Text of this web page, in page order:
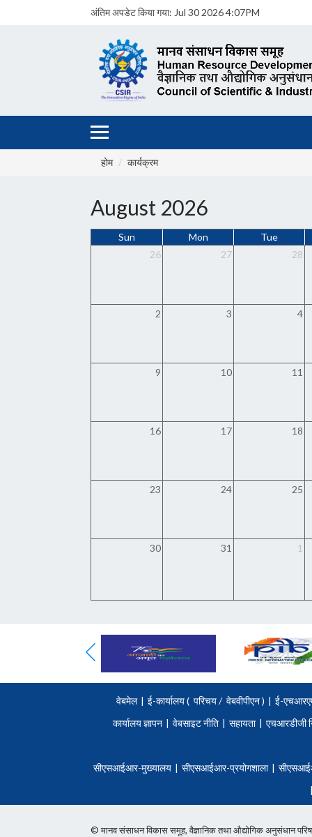
अंतिम अपडेट किया गया: Jul 30 2026 4:07PM
होम कार्यक्रम
August 2026
Sun Mon
Tue
26
27 28
2 3 4
9 10 11
16 17 18
23 24 25
30 31 1
वेबमेल | ई-कार्यालय ( परिचय/ वेबवीपीएन ) | ई-
कार्यालय ज्ञापन | वेबसाइट नीति | सहायता | एचआरडीजी
सीएसआईआर-मुख्यालय | सीएसआईआर-प्रयोगशाला |
© मानव संसाधन विकास समूह, वैज्ञानिक तथा औद्योगिक अनुसंधान